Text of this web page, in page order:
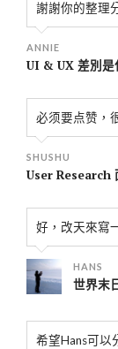
謝謝你的整理
ANNIE
UI & UX 差別是
必须要点赞，
SHUSHU
User Research
好，改天來寫
HANS
世界末
希望Hans可以